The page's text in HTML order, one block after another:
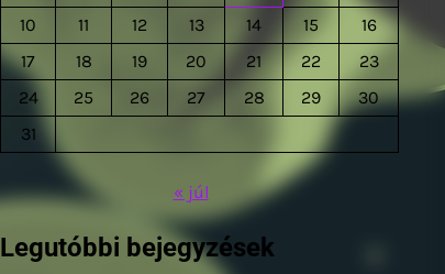
10
11 12 13 14 15
16
17
18 19 20 21 22
23
24
25 26 27 28 29
30
31
« júl
Legutóbbi bejegyzések